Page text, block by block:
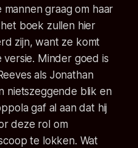
graag om haar
boek zullen hier
zijn, want ze komt
Minder goed is
als Jonathan
nietszeggende blik en
gaf al aan dat hij
deze rol om
te lokken. Wat